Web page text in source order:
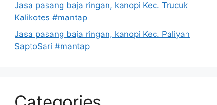
Jasa pasang baja ringan, kanopi Kec. Trucuk
Kalikotes #mantap
Jasa pasang baja ringan, kanopi Kec. Paliyan
SaptoSari #mantap